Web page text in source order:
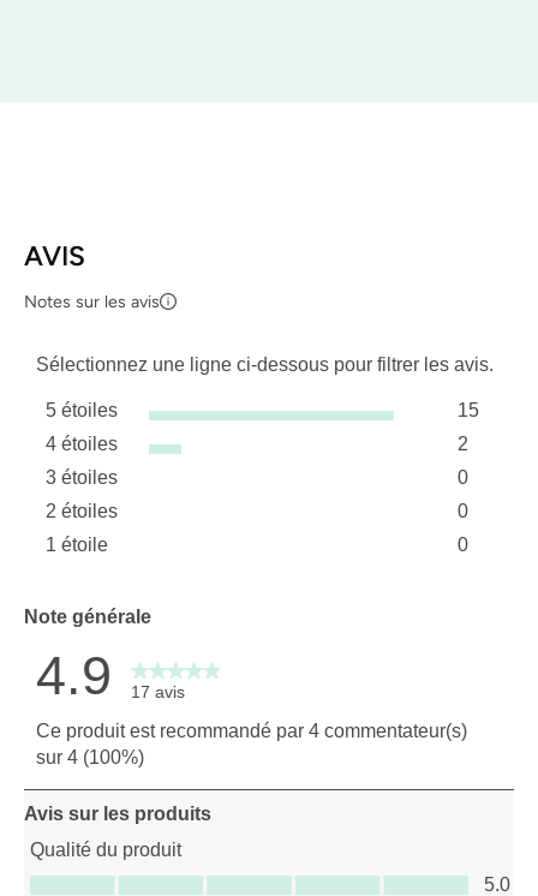
AVIS
Notes sur les avis
Sélectionnez une ligne ci-dessous pour filtrer les avis.
5 étoiles étoiles
15
15 avis
4 étoiles étoiles
2
2 avis
3 étoiles
0
0 avis
2 étoiles
0
0 avis
1 étoile
0
Note générale
4.9 17 avis
Ce produit est recommandé par 4 commentateur(s)
sur 4 (100%)
Avis sur les produits
Qualité du produit
Qualité du produit, 5.0 sur 5
5.0